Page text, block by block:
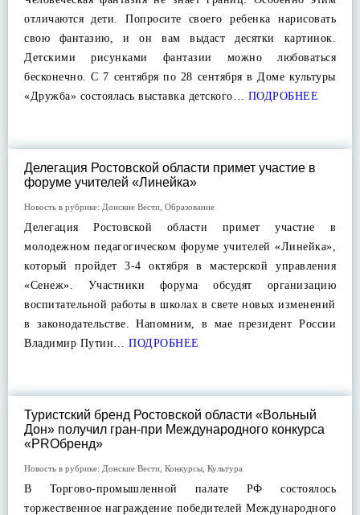
отличаются дети. Попросите своего ребенка нарисовать
свою фантазию, и он вам выдаст десятки картинок.
Детскими рисунками фантазии можно любоваться
бесконечно. С 7 сентября по 28 сентября в Доме культуры
«Дружба» состоялась выставка детского… ПОДРОБНЕЕ
Делегация Ростовской области примет участие в
форуме учителей «Линейка»
Новость в рубрике: Донские Вести Образование
Делегация Ростовской области примет участие в
молодежном педагогическом форуме учителей «Линейка»,
который пройдет 3-4 октября в мастерской управления
«Сенеж». Участники форума обсудят организацию
воспитательной работы в школах в свете новых изменений
в законодательстве. Напомним, в мае президент России
Владимир Путин… ПОДРОБНЕЕ
Туристский бренд Ростовской области «Вольный
Дон» получил гран-при Международного конкурса
«PROбренд»
Новость в рубрике: Донские Вести Конкурсы Культура
В Торгово-промышленной палате РФ состоялось
торжественное награждение победителей Международного